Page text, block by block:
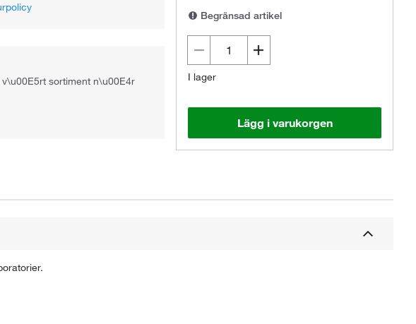
sortiment n\u00E4r
Begränsad artikel
I lager
Lägg i varukorgen